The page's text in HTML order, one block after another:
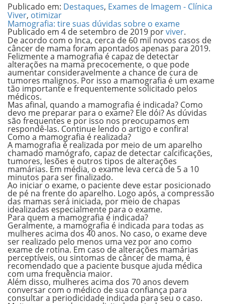
Publicado em: Destaques, Exames de Imagem - Clínica
Viver, otimizar
Mamografia: tire suas dúvidas sobre o exame
Publicado em 4 de setembro de 2019 porviver.
De acordo com o Inca, cerca de 60 mil novos casos de
câncer de mama foram apontados apenas para 2019.
Felizmente a mamografiaé capaz dedetectar
alterações na mamaprecocemente, o que pode
aumentar consideravelmente a chance de cura de
tumores malignos. Por isso a mamografia é um exame
tão importante e frequentemente solicitado pelos
médicos.
Mas afinal, quando a mamografia é indicada? Como
devo me preparar para o exame? Ele dói?As dúvidas
são frequentes e por isso nos preocupamos em
respondê-las. Continue lendo o artigo e confira!
Como a mamografia é realizada?
A mamografia é realizada por meio de um aparelho
chamado mamógrafo, capaz de detectar calcificações,
tumores, lesões e outros tipos de alterações
mamárias. Em média, o exame leva cerca de 5 a 10
minutos para ser finalizado.
Ao iniciar o exame, o paciente deve estar posicionado
de pé na frente do aparelho. Logo após, acompressão
das mamas será iniciada, por meio de chapas
idealizadas especialmente para o exame.
Para quem a mamografia é indicada?
Geralmente, a mamografia é indicada para todas as
mulheres acima dos 40 anos. No caso, o exame deve
ser realizado pelo menos uma vez por ano como
exame de rotina. Em caso de alterações mamárias
perceptíveis, ou sintomas de câncer de mama, é
recomendado que a paciente busque ajuda médica
com uma frequência maior.
Além disso, mulheres acima dos 70 anos devem
conversar com o médico de sua confiança para
consultar a periodicidade indicada para seu o caso.